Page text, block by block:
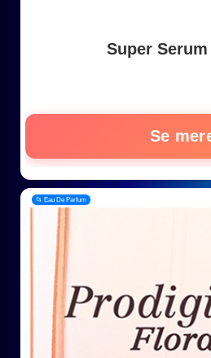
Super Serum
Se
📂 Eau De Parfum